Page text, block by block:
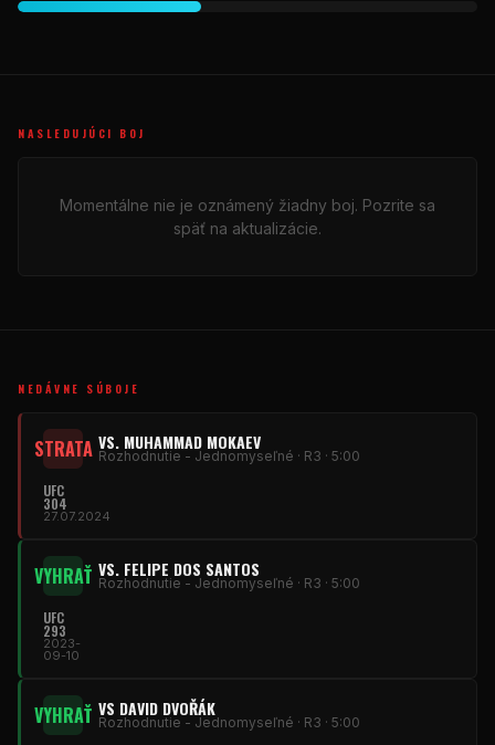
NASLEDUJÚCI BOJ
Momentálne nie je oznámený žiadny boj. Pozrite sa
späť na aktualizácie.
NEDÁVNE SÚBOJE
STRATA VS. MUHAMMAD MOKAEV
Rozhodnutie - Jednomyseľné · R3 · 5:00
UFC
304
27.07.2024
VYHRAŤ VS. FELIPE DOS SANTOS
Rozhodnutie - Jednomyseľné · R3 · 5:00
UFC
293
2023-
09-10
VYHRAŤ VS DAVID DVOŘÁK
Rozhodnutie - Jednomyseľné · R3 · 5:00